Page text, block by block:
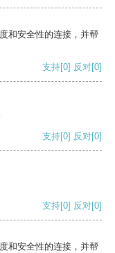
和安全性的连接，并帮
支持[0] 反对[0]
支持[0] 反对[0]
支持[0] 反对[0]
和安全性的连接，并帮